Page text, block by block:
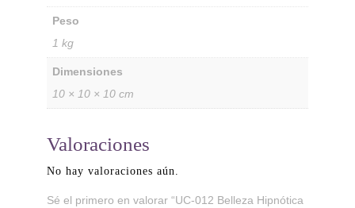
Peso
1 kg
Dimensiones
10 × 10 × 10 cm
Valoraciones
No hay valoraciones aún.
Sé el primero en valorar “UC-012 Belleza Hipnótica